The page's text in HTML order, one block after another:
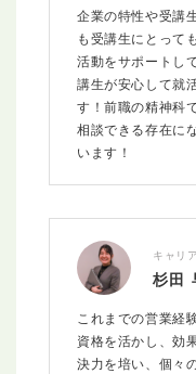
企業の特性や受講
も受講生にとって
活動をサポートし
講生が安心して就
す！前職の精神科
相談できる存在に
います！
キャリ
杉田
これまでの営業経
資格を活かし、効
決力を培い、個々